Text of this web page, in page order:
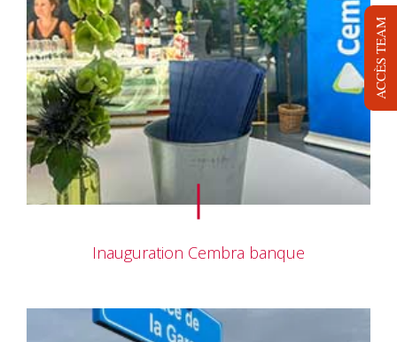
BLOG
JOB
DYNAM TV
CONTACT
Inauguration Cembra banque
ACCÈS TEAM